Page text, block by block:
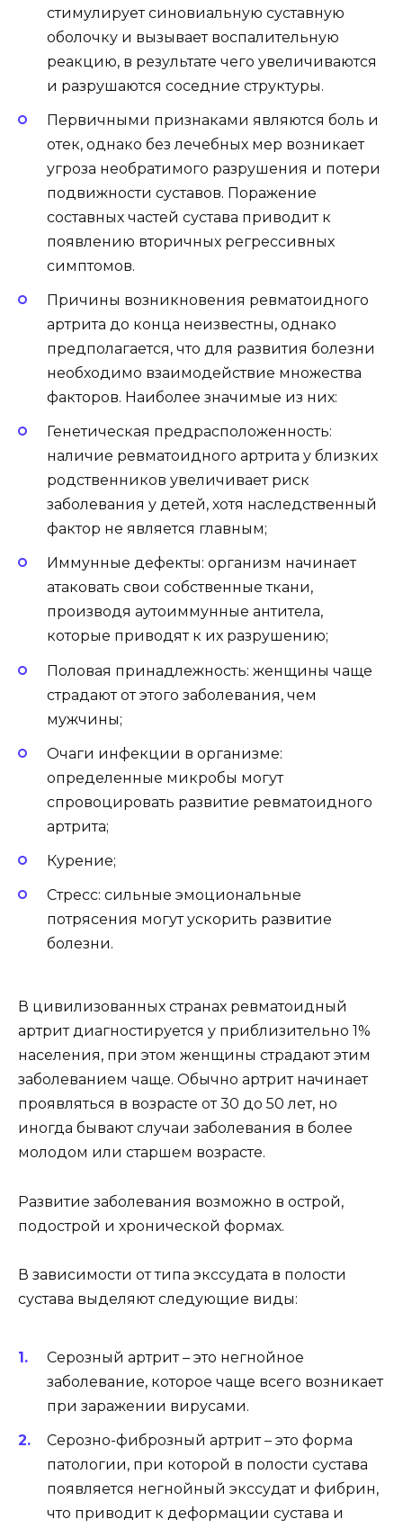
стимулирует синовиальную суставную
оболочку и вызывает воспалительную
реакцию, в результате чего увеличиваются
и разрушаются соседние структуры.
Первичными признаками являются боль и
отек, однако без лечебных мер возникает
угроза необратимого разрушения и потери
подвижности суставов. Поражение
составных частей сустава приводит к
появлению вторичных регрессивных
симптомов.
Причины возникновения ревматоидного
артрита до конца неизвестны, однако
предполагается, что для развития болезни
необходимо взаимодействие множества
факторов. Наиболее значимые из них:
Генетическая предрасположенность:
наличие ревматоидного артрита у близких
родственников увеличивает риск
заболевания у детей, хотя наследственный
фактор не является главным;
Иммунные дефекты: организм начинает
атаковать свои собственные ткани,
производя аутоиммунные антитела,
которые приводят к их разрушению;
Половая принадлежность: женщины чаще
страдают от этого заболевания, чем
мужчины;
Очаги инфекции в организме:
определенные микробы могут
спровоцировать развитие ревматоидного
артрита;
Курение;
Стресс: сильные эмоциональные
потрясения могут ускорить развитие
болезни.
В цивилизованных странах ревматоидный
артрит диагностируется у приблизительно 1%
населения, при этом женщины страдают этим
заболеванием чаще. Обычно артрит начинает
проявляться в возрасте от 30 до 50 лет, но
иногда бывают случаи заболевания в более
молодом или старшем возрасте.
Развитие заболевания возможно в острой,
подострой и хронической формах.
В зависимости от типа экссудата в полости
сустава выделяют следующие виды:
Серозный артрит – это негнойное
заболевание, которое чаще всего возникает
при заражении вирусами.
Серозно-фиброзный артрит – это форма
патологии, при которой в полости сустава
появляется негнойный экссудат и фибрин,
что приводит к деформации сустава и